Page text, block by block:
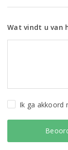
Wat vindt u van
Ik ga akkoord